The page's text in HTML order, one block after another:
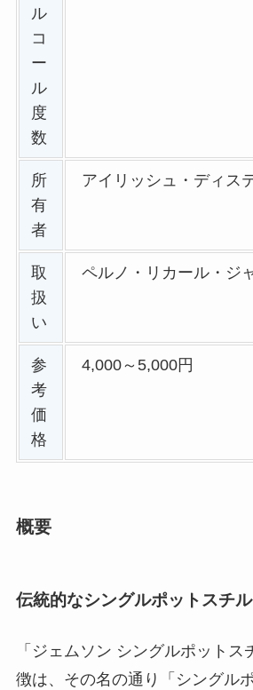
ル
コ
ー
ル
度
数
所
有
者
アイリッシュ・ディス
取
扱
い
ペルノ・リカール・ジ
参
考
価
格
4,000～5,000円
概要
伝統的なシングルポットスチ
「ジェムソン シングルポット
徴は、その名の通り「シングル